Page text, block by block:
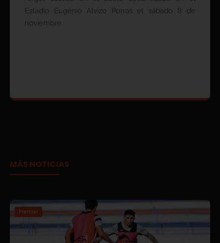
Estadio Eugenio Alvizo Porras el sábado 8 de
noviembre.
MÁS NOTICIAS
Premier